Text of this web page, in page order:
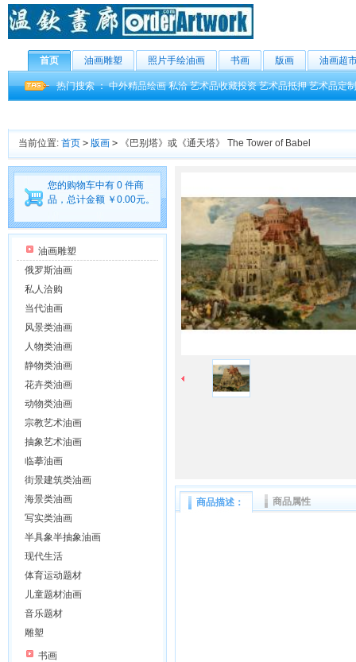
首页 油画雕塑 照片手绘油画 书画 版画 油画超
热门搜索 ：中外精品绘画 私洽 艺术品收藏投资 艺术品抵押 艺术品定制
当前位置: 首页 > 版画 > 《巴别塔》或《通天塔》 The Tower of Babel
您的购物车中有 0 件商
品，总计金额 ￥0.00元。
油画雕塑
俄罗斯油画
私人洽购
当代油画
风景类油画
人物类油画
静物类油画
花卉类油画
动物类油画
宗教艺术油画
抽象艺术油画
临摹油画
街景建筑类油画
海景类油画
写实类油画
半具象半抽象油画
现代生活
体育运动题材
儿童题材油画
音乐题材
雕塑
书画
商品描述： 商品属性